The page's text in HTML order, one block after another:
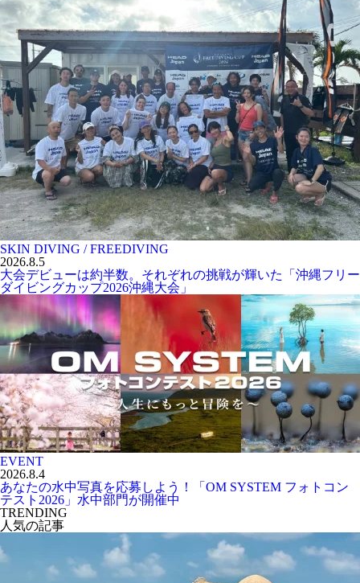
SKIN DIVING / FREEDIVING
2026.8.5
大会デビューは約半数。それぞれの挑戦が輝いた「沖縄フリー
ダイビングカップ2026沖縄大会」
EVENT
2026.8.4
あなたの水中写真を応募しよう！「OM SYSTEM フォトコン
テスト2026」水中部門が開催中
TRENDING
人気の記事